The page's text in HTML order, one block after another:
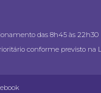
das 8h45 às 22h30
conforme previsto na